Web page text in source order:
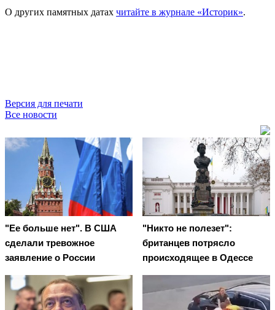
О других памятных датах читайте в журнале «Историк».
Версия для печати
Все новости
"Ее больше нет". В США
сделали тревожное
заявление о России
"Никто не полезет":
британцев потрясло
происходящее в Одессе